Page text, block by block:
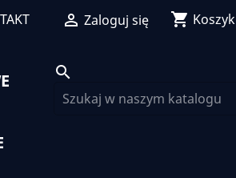
 Zaloguj się shopping_cart Koszyk
search